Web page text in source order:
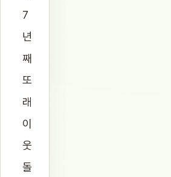
7
년
째
또
래
이
웃
돌